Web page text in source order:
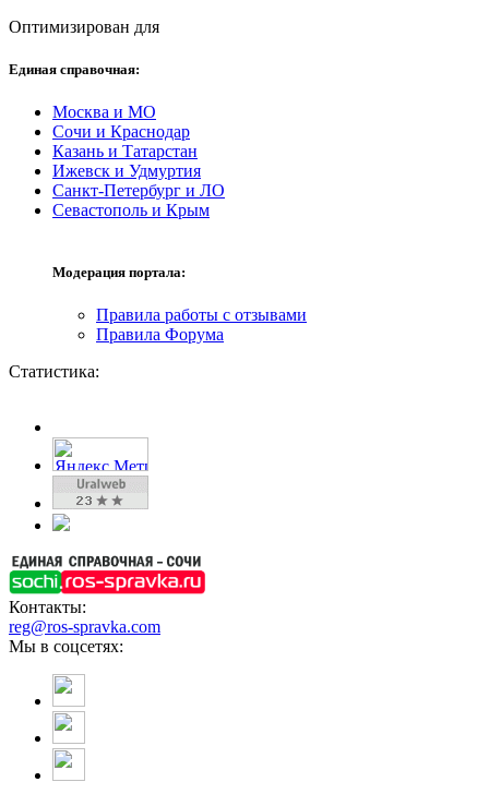
Оптимизирован для
Единая справочная:
Москва и МО
Сочи и Краснодар
Казань и Татарстан
Ижевск и Удмуртия
Санкт-Петербург и ЛО
Севастополь и Крым
Модерация портала:
Правила работы с отзывами
Правила Форума
Статистика:
Контакты:
reg@ros-spravka.com
Мы в соцсетях: